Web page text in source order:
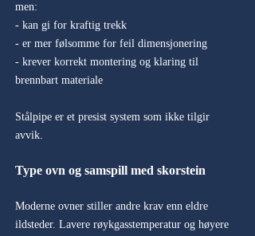
men:
- kan gi for kraftig trekk
- er mer følsomme for feil dimensjonering
- krever korrekt montering og klaring til
brennbart materiale
Stålpipe er et presist system som ikke tilgir
avvik.
Type ovn og samspill med skorstein
Moderne ovner stiller andre krav enn eldre
ildsteder. Lavere røykgasstemperatur og høyere